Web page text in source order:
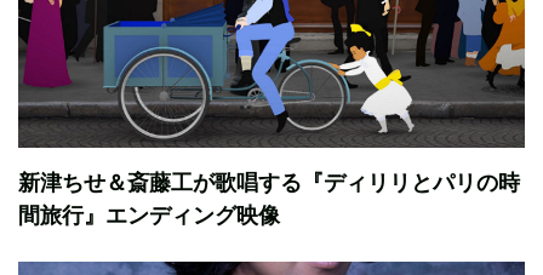
新津ちせ＆斎藤工が歌唱する『ディリリとパリの時
間旅行』エンディング映像